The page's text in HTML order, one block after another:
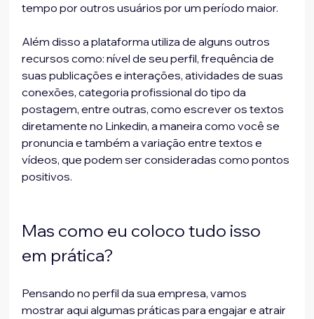
tempo por outros usuários por um período maior.
Além disso a plataforma utiliza de alguns outros
recursos como: nível de seu perfil, frequência de
suas publicações e interações, atividades de suas
conexões, categoria profissional do tipo da
postagem, entre outras, como escrever os textos
diretamente no Linkedin, a maneira como você se
pronuncia e também a variação entre textos e
vídeos, que podem ser consideradas como pontos
positivos.
Mas como eu coloco tudo isso
em prática?
Pensando no perfil da sua empresa, vamos
mostrar aqui algumas práticas para engajar e atrair